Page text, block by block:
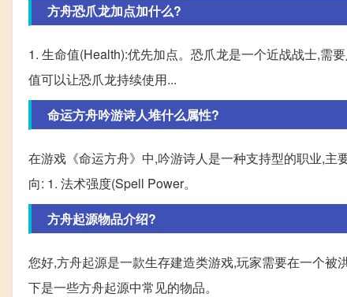
方舟恐爪龙加点加什么?
1. 生命值(Health):优先加点。恐爪龙是一个近战战士,需
值可以让恐爪龙持续使用...
命运方舟吟游诗人堆什么属性?
在游戏《命运方舟》中,吟游诗人是一种支持型的职业,
向: 1. 法术强度(Spell Power。
方舟起源物品介绍?
您好,方舟起源是一款生存建造类游戏,玩家需要在一个
下是一些方舟起源中常见的物品。